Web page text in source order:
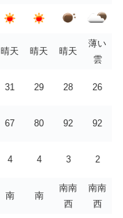
晴天 晴天 晴天
薄い
雲
31 29 28 26
67 80 92 92
4 4 3 2
南 南
南南
西
南南
西